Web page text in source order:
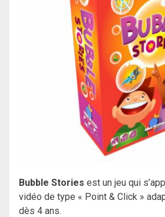
Bubble Stories est un jeu qui
vidéo de type « Point & Click »
dès 4 ans.